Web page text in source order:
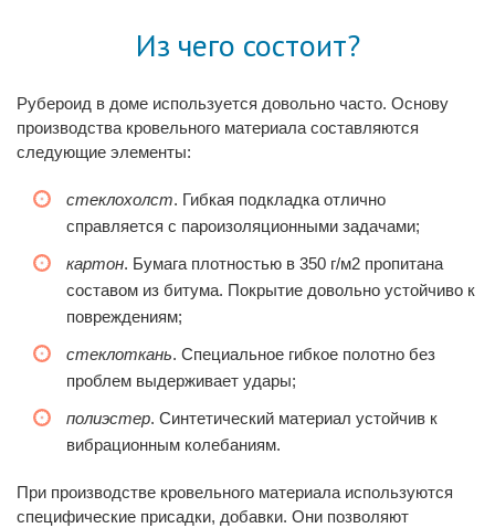
Из чего состоит?
Рубероид в доме используется довольно часто. Основу
производства кровельного материала составляются
следующие элементы:
стеклохолст. Гибкая подкладка отлично
справляется с пароизоляционными задачами;
картон. Бумага плотностью в 350 г/м2 пропитана
составом из битума. Покрытие довольно устойчиво к
повреждениям;
стеклоткань. Специальное гибкое полотно без
проблем выдерживает удары;
полиэстер. Синтетический материал устойчив к
вибрационным колебаниям.
При производстве кровельного материала используются
специфические присадки, добавки. Они позволяют